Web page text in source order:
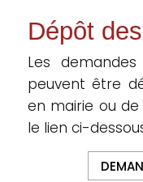
Dépôt
Les demandes
peuvent être
en mairie ou
le lien ci-